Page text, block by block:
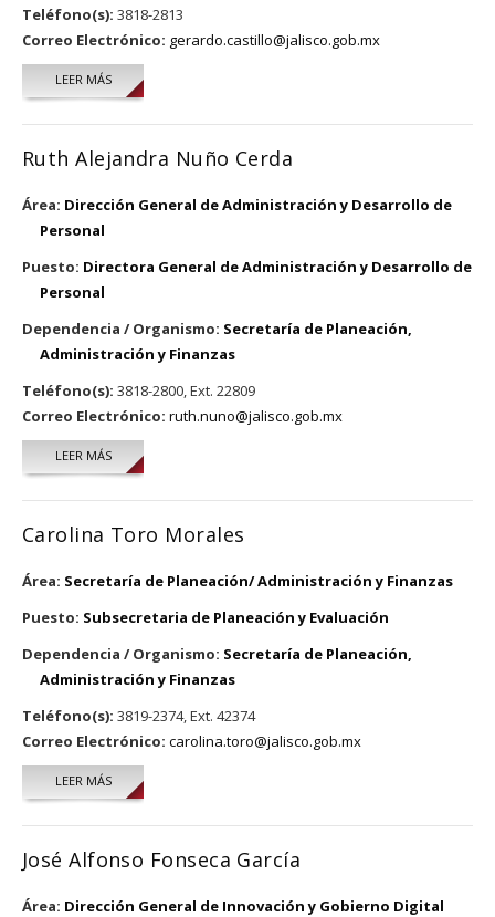
Teléfono(s): 3818-2813
Correo Electrónico: gerardo.castillo@jalisco.gob.mx
LEER MÁSSOBRE GERARDO CASTILLO TORRES
Ruth Alejandra Nuño Cerda
Área: Dirección General de Administración y Desarrollo de
Personal
Puesto: Directora General de Administración y Desarrollo de
Personal
Dependencia / Organismo: Secretaría de Planeación,
Administración y Finanzas
Teléfono(s): 3818-2800, Ext. 22809
Correo Electrónico: ruth.nuno@jalisco.gob.mx
LEER MÁSSOBRE RUTH ALEJANDRA NUÑO CERDA
Carolina Toro Morales
Área: Secretaría de Planeación/ Administración y Finanzas
Puesto: Subsecretaria de Planeación y Evaluación
Dependencia / Organismo: Secretaría de Planeación,
Administración y Finanzas
Teléfono(s): 3819-2374, Ext. 42374
Correo Electrónico: carolina.toro@jalisco.gob.mx
LEER MÁSSOBRE CAROLINA TORO MORALES
José Alfonso Fonseca García
Área: Dirección General de Innovación y Gobierno Digital